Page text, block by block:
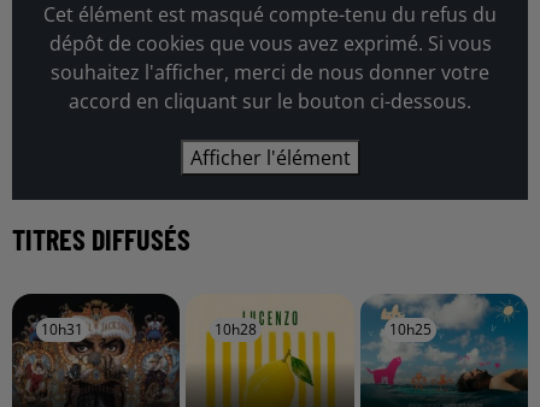
Cet élément est masqué compte-tenu du refus du
dépôt de cookies que vous avez exprimé. Si vous
souhaitez l'afficher, merci de nous donner votre
accord en cliquant sur le bouton ci-dessous.
Afficher l'élément
TITRES DIFFUSÉS
10h31
10h31 10h28
10h28 10h25
10h25